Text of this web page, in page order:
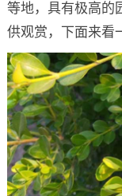
等地，具有极高的
供观赏，下面来看